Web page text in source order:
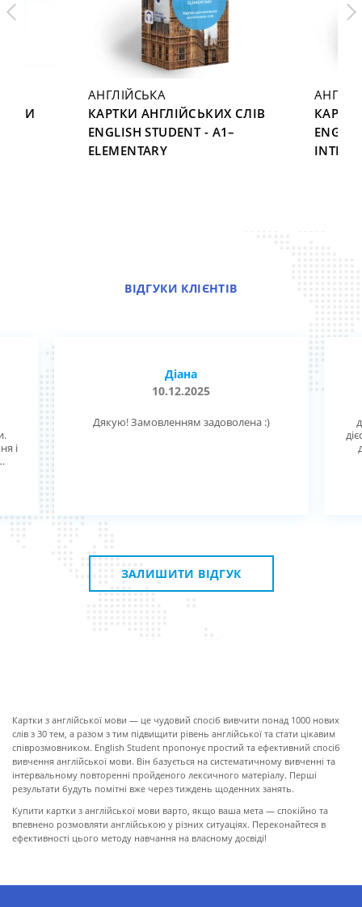
АНГЛІЙСЬКА
КАРТКИ АНГЛІЙСЬКИХ СЛІВ
ENGLISH STUDENT - A1–
ELEMENTARY
ВІДГУКИ КЛІЄНТІВ
і
Діана
10.12.2025
Дякую! Замовленням задоволена :)
ЗАЛИШИТИ ВІДГУК
Картки з англійської мови — це чудовий спосіб вивчити понад 1000 нових
слів з 30 тем, а разом з тим підвищити рівень англійської та стати цікавим
співрозмовником. English Student пропонує простий та ефективний спосіб
вивчення англійської мови. Він базується на систематичному вивченні та
інтервальному повторенні пройденого лексичного матеріалу. Перші
результати будуть помітні вже через тиждень щоденних занять.
Купити картки з англійської мови варто, якщо ваша мета — спокійно та
впевнено розмовляти англійською у різних ситуаціях. Переконайтеся в
ефективності цього методу навчання на власному досвіді!